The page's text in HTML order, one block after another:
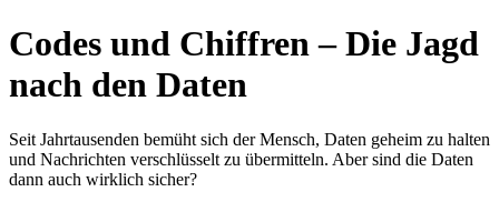
Codes und Chiffren – Die Jagd
nach den Daten
Seit Jahrtausenden bemüht sich der Mensch, Daten geheim zu halten
und Nachrichten verschlüsselt zu übermitteln. Aber sind die Daten
dann auch wirklich sicher?